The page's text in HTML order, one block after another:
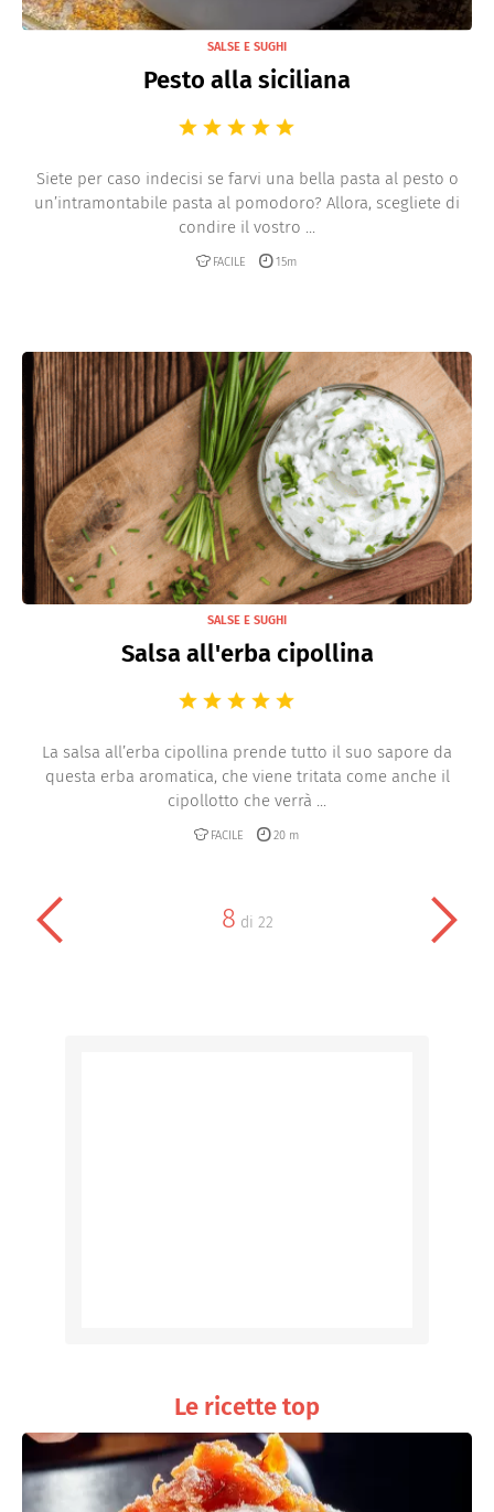
SALSE E SUGHI
Pesto alla siciliana
Siete per caso indecisi se farvi una bella pasta al pesto o
un’intramontabile pasta al pomodoro? Allora, scegliete di
condire il vostro ...
FACILE 15m
SALSE E SUGHI
Salsa all'erba cipollina
La salsa all’erba cipollina prende tutto il suo sapore da
questa erba aromatica, che viene tritata come anche il
cipollotto che verrà ...
FACILE 20 m
8 di 22
Le ricette top